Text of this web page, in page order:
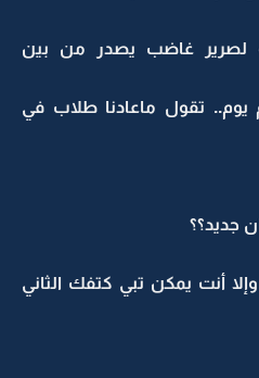
لصرير غاضب يصدر من بين
تقول ماعادنا طلاب في
جديد؟؟
أنت يمكن تبي كتفك الثاني